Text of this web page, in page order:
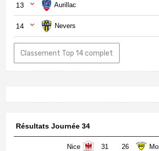
13 Aurillac
14 Nevers
Classement Top 14 complet
Résultats Journée 34
Nice 31 26